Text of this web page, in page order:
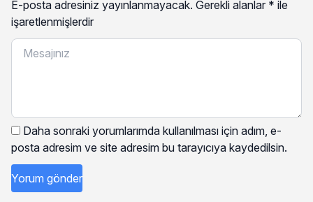
E-posta adresiniz yayınlanmayacak. Gerekli alanlar * ile
işaretlenmişlerdir
Daha sonraki yorumlarımda kullanılması için adım, e-
posta adresim ve site adresim bu tarayıcıya kaydedilsin.